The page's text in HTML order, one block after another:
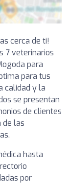
cerca de ti!
7 veterinarios
para
para tus
calidad y la
se presentan
de clientes
de las
hasta
por